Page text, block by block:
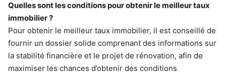
Quelles sont les conditions pour obtenir le meilleur taux
immobilier ?
Pour obtenir le meilleur taux immobilier, il est conseillé de
fournir un dossier solide comprenant des informations sur
la stabilité financière et le projet de rénovation, afin de
maximiser les chances d’obtenir des conditions